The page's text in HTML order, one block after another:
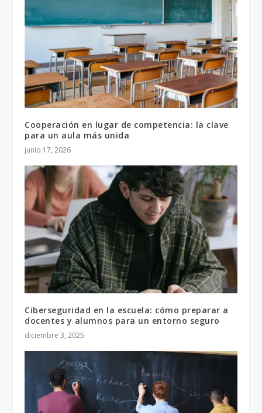
Cooperación en lugar de competencia: la clave
para un aula más unida
junio 17, 2026
Ciberseguridad en la escuela: cómo preparar a
docentes y alumnos para un entorno seguro
diciembre 3, 2025